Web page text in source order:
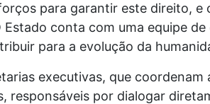
para garantir este direito,
conta com uma equipe
para a evolução da
executivas, que coordenam
responsáveis por dialogar